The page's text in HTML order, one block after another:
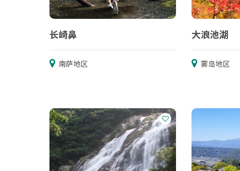
长崎鼻
南萨地区
大浪池湖
雾岛地区